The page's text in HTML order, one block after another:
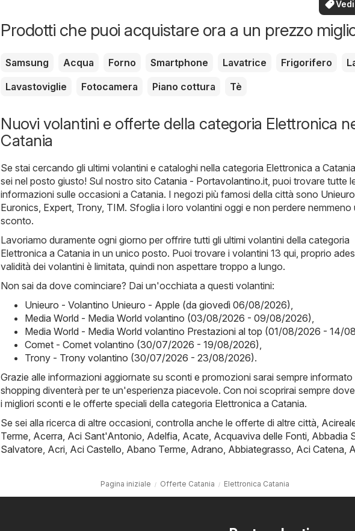
Prodotti che puoi acquistare ora a un prezzo
Samsung Acqua Forno Smartphone Lavatrice Frigorifero
Lavastoviglie
Fotocamera Piano cottura Tè
Nuovi volantini e offerte della categoria Elettronica
Catania
Se stai cercando gli ultimi volantini e cataloghi nella categoria Elettronica a
sei nel posto giusto! Sul nostro sito Catania - Portavolantino.it, puoi trovare tutte
informazioni sulle occasioni a Catania. I negozi più famosi della città sono Unieuro
Euronics, Expert, Trony, TIM. Sfoglia i loro volantini oggi e non perdere nemmeno
sconto.
Lavoriamo duramente ogni giorno per offrire tutti gli ultimi volantini della categoria
Elettronica a Catania in un unico posto. Puoi trovare i volantini 13 qui, proprio
validità dei volantini è limitata, quindi non aspettare troppo a lungo.
Non sai da dove cominciare? Dai un'occhiata a questi volantini:
Unieuro - Volantino Unieuro - Apple (da giovedì 06/08/2026),
Media World - Media World volantino (03/08/2026 - 09/08/2026),
Media World - Media World volantino Prestazioni al top (01/08/2026 - 14/
Comet - Comet volantino (30/07/2026 - 19/08/2026),
Trony - Trony volantino (30/07/2026 - 23/08/2026).
Grazie alle informazioni aggiornate su sconti e promozioni sarai sempre informato
shopping diventerà per te un'esperienza piacevole. Con noi scoprirai sempre
i migliori sconti e le offerte speciali della categoria Elettronica a Catania.
Se sei alla ricerca di altre occasioni, controlla anche le offerte di altre città,
Terme, Acerra, Aci Sant'Antonio, Adelfia, Acate, Acquaviva delle Fonti, Abbadia
Salvatore, Acri, Aci Castello, Abano Terme, Adrano, Abbiategrasso, Aci Catena,
Pagina iniziale Offerte Catania Elettronica Catania